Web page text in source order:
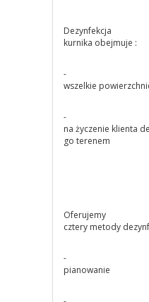
Dezynfekcja
kurnika obejmuje :
-
wszelkie
-
na życzenie klienta
go terenem
Oferujemy
cztery metody
-
pianowanie